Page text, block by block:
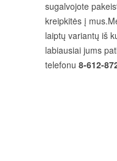
sugalvojote
kreipkitės į
laiptų variantų iš
labiausiai jums
telefonu 8-612-